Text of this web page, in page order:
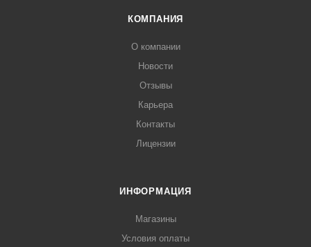
КОМПАНИЯ
О компании
Новости
Отзывы
Карьера
Контакты
Лицензии
ИНФОРМАЦИЯ
Магазины
Условия оплаты